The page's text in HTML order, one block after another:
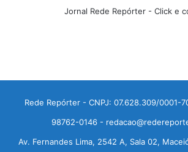
Jornal Rede Repórter - Click e
Rede Repórter - CNPJ: 07.628.309/0001-
98762-0146 -
Av. Fernandes Lima, 2542 A, Sala 02,